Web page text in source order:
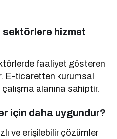
sektörlere hizmet
faaliyet gösteren
E-ticaretten kurumsal
alanına sahiptir.
için daha uygundur?
ve erişilebilir çözümler